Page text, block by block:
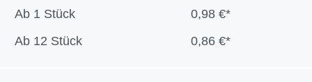
Ab 1 Stück
0,98 €*
Ab 12 Stück 0,86 €*